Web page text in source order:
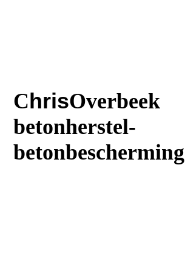
C hrisOverbeek
betonherstel-
betonbescherming